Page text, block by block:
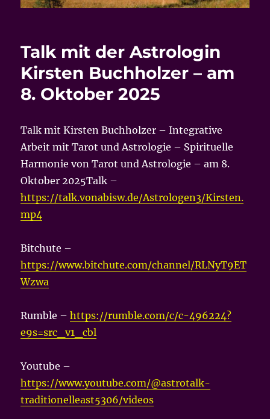
Talk mit der Astrologin
Kirsten Buchholzer – am
8. Oktober 2025
Talk mit Kirsten Buchholzer – Integrative
Arbeit mit Tarot und Astrologie – Spirituelle
Harmonie von Tarot und Astrologie – am 8.
Oktober 2025Talk –
https://talk.vonabisw.de/Astrologen3/Kirsten.
mp4
Bitchute –
https://www.bitchute.com/channel/RLNyT9ET
Wzwa
Rumble –https://rumble.com/c/c-496224?
e9s=src_v1_cbl
Youtube –
https://www.youtube.com/@astrotalk-
traditionelleast5306/videos